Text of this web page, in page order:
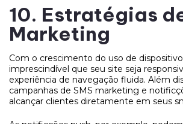
10. Estratégias
Marketing
Com o crescimento do uso de
imprescindível que seu site seja
experiência de navegação fluida. Além
campanhas de SMS marketing e
alcançar clientes diretamente em seus